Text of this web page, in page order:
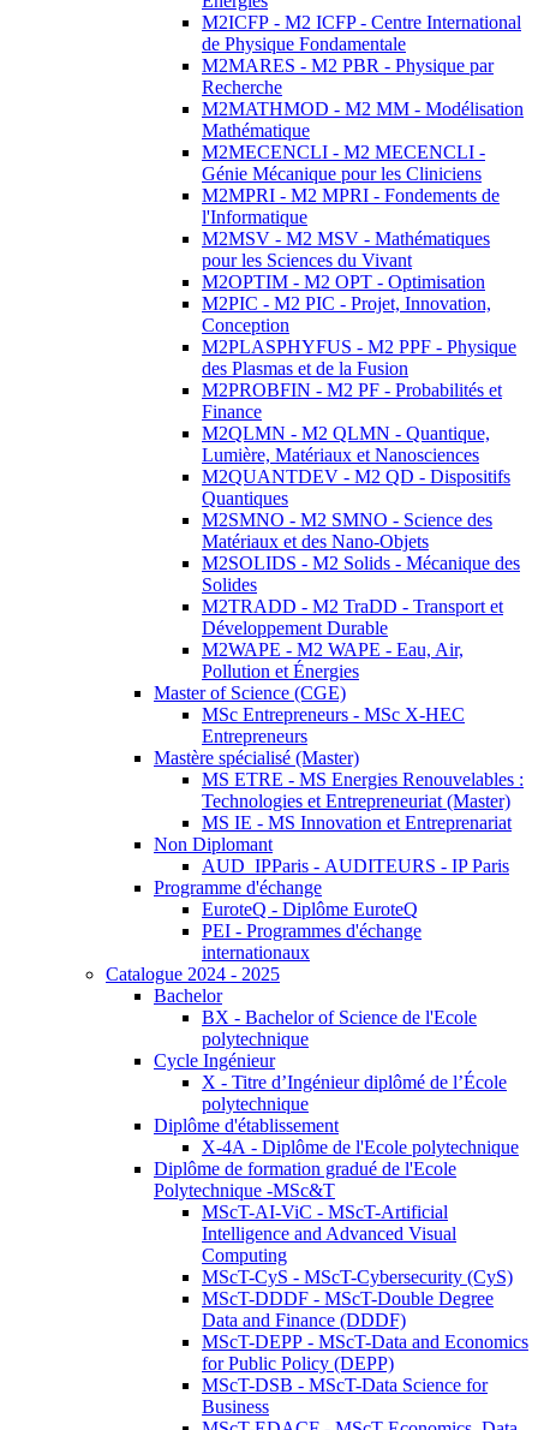
M2ICFP - M2 ICFP - Centre International
de Physique Fondamentale
M2MARES - M2 PBR - Physique par
Recherche
M2MATHMOD - M2 MM - Modélisation
Mathématique
M2MECENCLI - M2 MECENCLI -
Génie Mécanique pour les Cliniciens
M2MPRI - M2 MPRI - Fondements de
l'Informatique
M2MSV - M2 MSV - Mathématiques
pour les Sciences du Vivant
M2OPTIM - M2 OPT - Optimisation
M2PIC - M2 PIC - Projet, Innovation,
Conception
M2PLASPHYFUS - M2 PPF - Physique
des Plasmas et de la Fusion
M2PROBFIN - M2 PF - Probabilités et
Finance
M2QLMN - M2 QLMN - Quantique,
Lumière, Matériaux et Nanosciences
M2QUANTDEV - M2 QD - Dispositifs
Quantiques
M2SMNO - M2 SMNO - Science des
Matériaux et des Nano-Objets
M2SOLIDS - M2 Solids - Mécanique des
Solides
M2TRADD - M2 TraDD - Transport et
Développement Durable
M2WAPE - M2 WAPE - Eau, Air,
Pollution et Énergies
Master of Science (CGE)
MSc Entrepreneurs - MSc X-HEC
Entrepreneurs
Mastère spécialisé (Master)
MS ETRE - MS Energies Renouvelables :
Technologies et Entrepreneuriat (Master)
MS IE - MS Innovation et Entreprenariat
Non Diplomant
AUD_IPParis - AUDITEURS - IP Paris
Programme d'échange
EuroteQ - Diplôme EuroteQ
PEI - Programmes d'échange
internationaux
Catalogue 2024 - 2025
Bachelor
BX - Bachelor of Science de l'Ecole
polytechnique
Cycle Ingénieur
X - Titre d’Ingénieur diplômé de l’École
polytechnique
Diplôme d'établissement
X-4A - Diplôme de l'Ecole polytechnique
Diplôme de formation gradué de l'Ecole
Polytechnique -MSc&T
MScT-AI-ViC - MScT-Artificial
Intelligence and Advanced Visual
Computing
MScT-CyS - MScT-Cybersecurity (CyS)
MScT-DDDF - MScT-Double Degree
Data and Finance (DDDF)
MScT-DEPP - MScT-Data and Economics
for Public Policy (DEPP)
MScT-DSB - MScT-Data Science for
Business